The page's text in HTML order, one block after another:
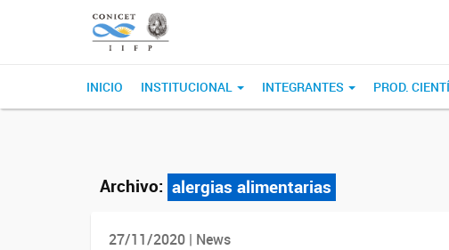
INICIO INSTITUCIONAL INTEGRANTES PROD.
Archivo: alergias alimentarias
27/11/2020 | News